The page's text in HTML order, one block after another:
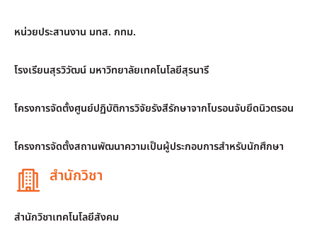
หน่วยประสานงาน มทส. กทม.
โรงเรียนสุรวิวัฒน์ มหาวิทยาลัยเทคโนโลยีสุรนารี
โครงการจัดตั้งศูนย์ปฏิบัติการวิจัยรังสีรักษาจากโบรอนจับยึดนิวตรอน
โครงการจัดตั้งสถานพัฒนาความเป็นผู้ประกอบการสำหรับนักศึกษา
สำนักวิชา
สำนักวิชาเทคโนโลยีสังคม